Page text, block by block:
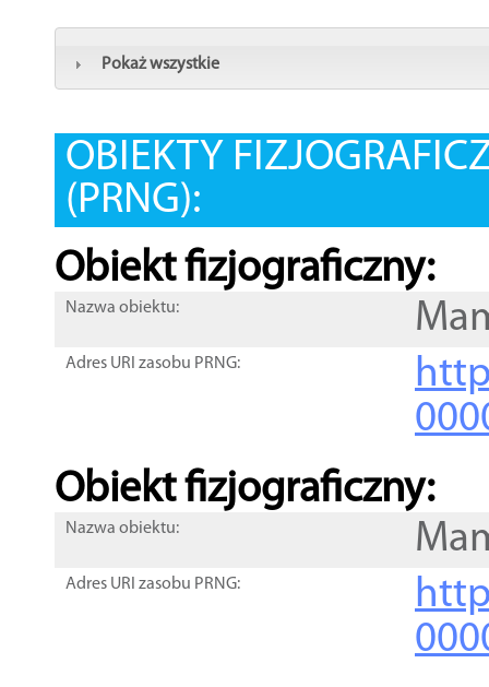
Pokaż wszystkie
OBIEKTY
(PRNG):
Obiekt fizjograficzny:
Nazwa obiektu:
Adres URI zasobu PRNG:
Obiekt fizjograficzny:
Nazwa obiektu:
Adres URI zasobu PRNG: